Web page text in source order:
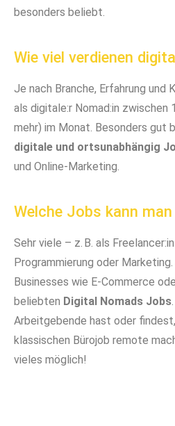
besonders beliebt.
Wie viel verdienen
Je nach Branche, Erfahrung und
als digitale:r Nomad:in zwischen
mehr) im Monat. Besonders gut
digitale und ortsunabhängig
und Online-Marketing.
Welche Jobs kann
Sehr viele – z. B. als
Programmierung oder
Businesses wie E-Commerce
beliebten Digital Nomads Jobs
Arbeitgebende hast oder
klassischen Bürojob remote
vieles möglich!